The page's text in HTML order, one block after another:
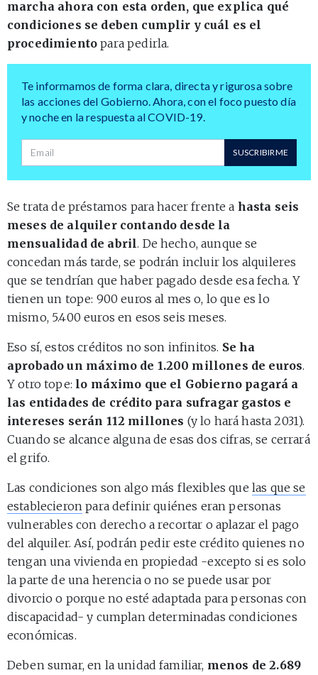
marcha ahora con esta orden, que explica qué
condiciones se deben cumplir y cuál es el
procedimiento para pedirla.
Te informamos de forma clara, directa y rigurosa sobre
las acciones del Gobierno. Ahora, con el foco puesto día
y noche en la respuesta al COVID-19.
Dirección de correo SUSCRIBIRME
Se trata de préstamos para hacer frente a hasta seis
meses de alquiler contando desde la
mensualidad de abril. De hecho, aunque se
concedan más tarde, se podrán incluir los alquileres
que se tendrían que haber pagado desde esa fecha. Y
tienen un tope: 900 euros al mes o, lo que es lo
mismo, 5.400 euros en esos seis meses.
Eso sí, estos créditos no son infinitos. Se ha
aprobado un máximo de 1.200 millones de euros.
Y otro tope: lo máximo que el Gobierno pagará a
las entidades de crédito para sufragar gastos e
intereses serán 112 millones (y lo hará hasta 2031).
Cuando se alcance alguna de esas dos cifras, se cerrará
el grifo.
Las condiciones son algo más flexibles que las que se
establecieron para definir quiénes eran personas
vulnerables con derecho a recortar o aplazar el pago
del alquiler. Así, podrán pedir este crédito quienes no
tengan una vivienda en propiedad -excepto si es solo
la parte de una herencia o no se puede usar por
divorcio o porque no esté adaptada para personas con
discapacidad- y cumplan determinadas condiciones
económicas.
Deben sumar, en la unidad familiar, menos de 2.689